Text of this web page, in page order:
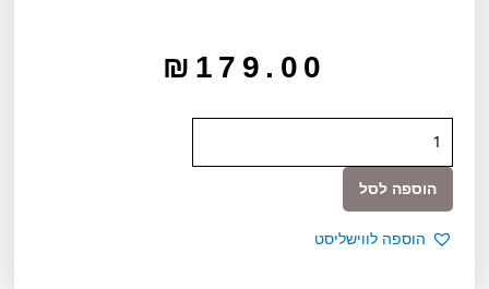
₪ 179.00
של
חנות
הוספה לסל
הוספה לווישליסט